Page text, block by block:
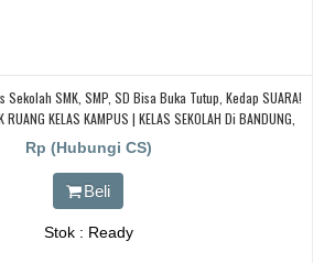
Sekolah SMK, SMP, SD Bisa Buka Tutup, Kedap SUARA!
KELAS KAMPUS | KELAS SEKOLAH Di BANDUNG,
JAKARTA, BEKASI, TANGERANG
Rp (Hubungi CS)
Beli
Stok : Ready